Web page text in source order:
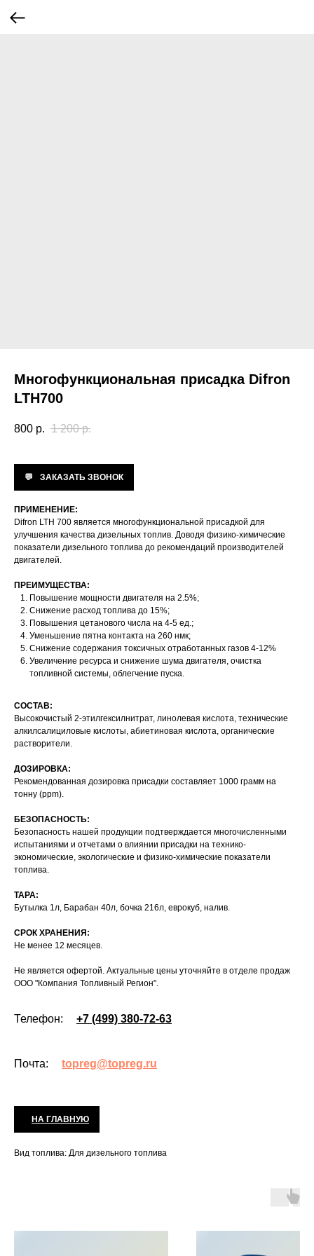
Многофункциональная присадка Difron
LTH700
800 р. 1 200 р.
ЗАКАЗАТЬ ЗВОНОК
ПРИМЕНЕНИЕ:
Difron LTH 700 является многофункциональной присадкой для
улучшения качества дизельных топлив. Доводя физико-химические
показатели дизельного топлива до рекомендаций производителей
двигателей.
ПРЕИМУЩЕСТВА:
Повышение мощности двигателя на 2.5%;
Снижение расход топлива до 15%;
Повышения цетанового числа на 4-5 ед.;
Уменьшение пятна контакта на 260 нмк;
Снижение содержания токсичных отработанных газов 4-12%
Увеличение ресурса и снижение шума двигателя, очистка
топливной системы, облегчение пуска.
СОСТАВ:
Высокочистый 2-этилгексилнитрат, линолевая кислота, технические
алкилсалициловые кислоты, абиетиновая кислота, органические
растворители.
ДОЗИРОВКА:
Рекомендованная дозировка присадки составляет 1000 грамм на
тонну (ppm).
БЕЗОПАСНОСТЬ:
Безопасность нашей продукции подтверждается многочисленными
испытаниями и отчетами о влиянии присадки на технико-
экономические, экологические и физико-химические показатели
топлива.
ТАРА:
Бутылка 1л, Барабан 40л, бочка 216л, еврокуб, налив.
СРОК ХРАНЕНИЯ:
Не менее 12 месяцев.
Не является офертой. Актуальные цены уточняйте в отделе продаж
ООО "Компания Топливный Регион".
Телефон: +7 (499) 380-72-63
Почта: topreg@topreg.ru
НА ГЛАВНУЮ
Вид топлива: Для дизельного топлива